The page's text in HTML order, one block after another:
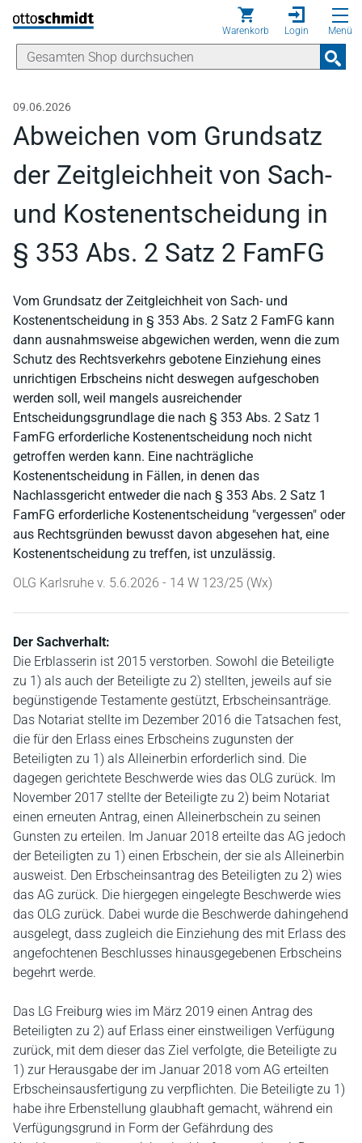
Direkt zum Inhalt
Warenkorb Login Menü
09.06.2026
Abweichen vom Grundsatz
der Zeitgleichheit von Sach-
und Kostenentscheidung in
§ 353 Abs. 2 Satz 2 FamFG
Vom Grundsatz der Zeitgleichheit von Sach- und
Kostenentscheidung in § 353 Abs. 2 Satz 2 FamFG kann
dann ausnahmsweise abgewichen werden, wenn die zum
Schutz des Rechtsverkehrs gebotene Einziehung eines
unrichtigen Erbscheins nicht deswegen aufgeschoben
werden soll, weil mangels ausreichender
Entscheidungsgrundlage die nach § 353 Abs. 2 Satz 1
FamFG erforderliche Kostenentscheidung noch nicht
getroffen werden kann. Eine nachträgliche
Kostenentscheidung in Fällen, in denen das
Nachlassgericht entweder die nach § 353 Abs. 2 Satz 1
FamFG erforderliche Kostenentscheidung "vergessen" oder
aus Rechtsgründen bewusst davon abgesehen hat, eine
Kostenentscheidung zu treffen, ist unzulässig.
OLG Karlsruhe v. 5.6.2026 - 14 W 123/25 (Wx)
Der Sachverhalt:
Die Erblasserin ist 2015 verstorben. Sowohl die Beteiligte
zu 1) als auch der Beteiligte zu 2) stellten, jeweils auf sie
begünstigende Testamente gestützt, Erbscheinsanträge.
Das Notariat stellte im Dezember 2016 die Tatsachen fest,
die für den Erlass eines Erbscheins zugunsten der
Beteiligten zu 1) als Alleinerbin erforderlich sind. Die
dagegen gerichtete Beschwerde wies das OLG zurück. Im
November 2017 stellte der Beteiligte zu 2) beim Notariat
einen erneuten Antrag, einen Alleinerbschein zu seinen
Gunsten zu erteilen. Im Januar 2018 erteilte das AG jedoch
der Beteiligten zu 1) einen Erbschein, der sie als Alleinerbin
ausweist. Den Erbscheinsantrag des Beteiligten zu 2) wies
das AG zurück. Die hiergegen eingelegte Beschwerde wies
das OLG zurück. Dabei wurde die Beschwerde dahingehend
ausgelegt, dass zugleich die Einziehung des mit Erlass des
angefochtenen Beschlusses hinausgegebenen Erbscheins
begehrt werde.
Das LG Freiburg wies im März 2019 einen Antrag des
Beteiligten zu 2) auf Erlass einer einstweiligen Verfügung
zurück, mit dem dieser das Ziel verfolgte, die Beteiligte zu
1) zur Herausgabe der im Januar 2018 vom AG erteilten
Erbscheinsausfertigung zu verpflichten. Die Beteiligte zu 1)
habe ihre Erbenstellung glaubhaft gemacht, während ein
Verfügungsgrund in Form der Gefährdung des